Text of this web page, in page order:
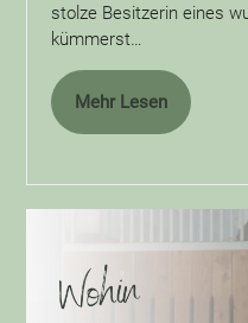
stolze Besitzerin eines
kümmerst…
Mehr Lesen